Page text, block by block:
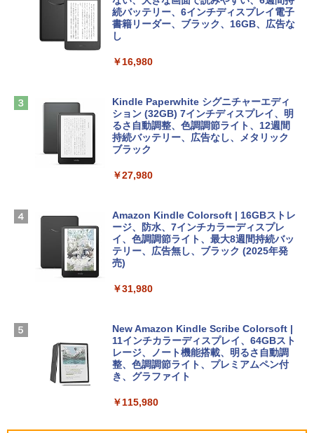
tomtoc 360°保護 15.6 16インチ パソコ
ンケース Dell NEC Lavie ASUS HP dyna
Apple 2026 MacBook Air M5チップ搭載
13インチノートブック：AIとApple Intell
igence、13.6インチLiquid Retinaディ
スプレイ、16GBユニファイドメモリ、1
ームカメラ、日本語キーボード、Touch I
￥261,414
【Amazon.co.jp限定】 HP ノートパソコ
ン 15-fd 15.6インチ 16GBメモリ 512GB
FMV ノートパソコン WE1-K3 (MS 365 P
ersonal/Copilotキー搭載/Win 11/15.6型/
Core i5/16GB/SSD 512GB/ホワイト) FM
VWK3E15W_AZ
￥139,880
インゲームコード】 ロブロックス |オン
ラインコード版
4(最新 永続版)|オンラインコード版|Wind
ows11、10/mac対応|PC2台
￥39,582
Robloxギフトカード - 2,000 Robux 【限
ラインコード版
￥3,200
ト): Java & Bedrock Edition | オンライ
￥3,600
￥480
ClaudeCode いちばんやさしい 教科書:
にもKindle出版にも！ 非エンジニアのた
めのAIコーディング入門シリーズ
￥99
1冊ですべて身につくHTML & CSSとWe
￥1,292
FM TOWNS ハイパー・カタログ: 本体ハ
ェクトリストと最新エミュレータ紹介
続バッテリー、6インチディスプレイ電子
書籍リーダー、ブラック、16GB、広告な
し
￥16,980
Kindle Paperwhite シグニチャーエディ
ション (32GB) 7インチディスプレイ、明
るさ自動調整、色調調節ライト、12週間
持続バッテリー、広告なし、メタリック
ブラック
￥27,980
Amazon Kindle Colorsoft | 16GBストレ
ージ、防水、7インチカラーディスプレ
イ、色調調節ライト、最大8週間持続バッ
テリー、広告無し、ブラック (2025年発
売)
￥31,980
New Amazon Kindle Scribe Colorsoft |
11インチカラーディスプレイ、64GBスト
レージ、ノート機能搭載、明るさ自動調
整、色調調節ライト、プレミアムペン付
き、グラファイト
￥115,980